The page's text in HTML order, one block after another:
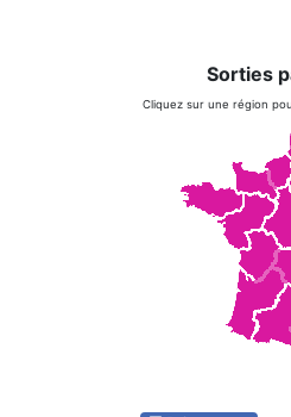
Sorties
Cliquez sur une région